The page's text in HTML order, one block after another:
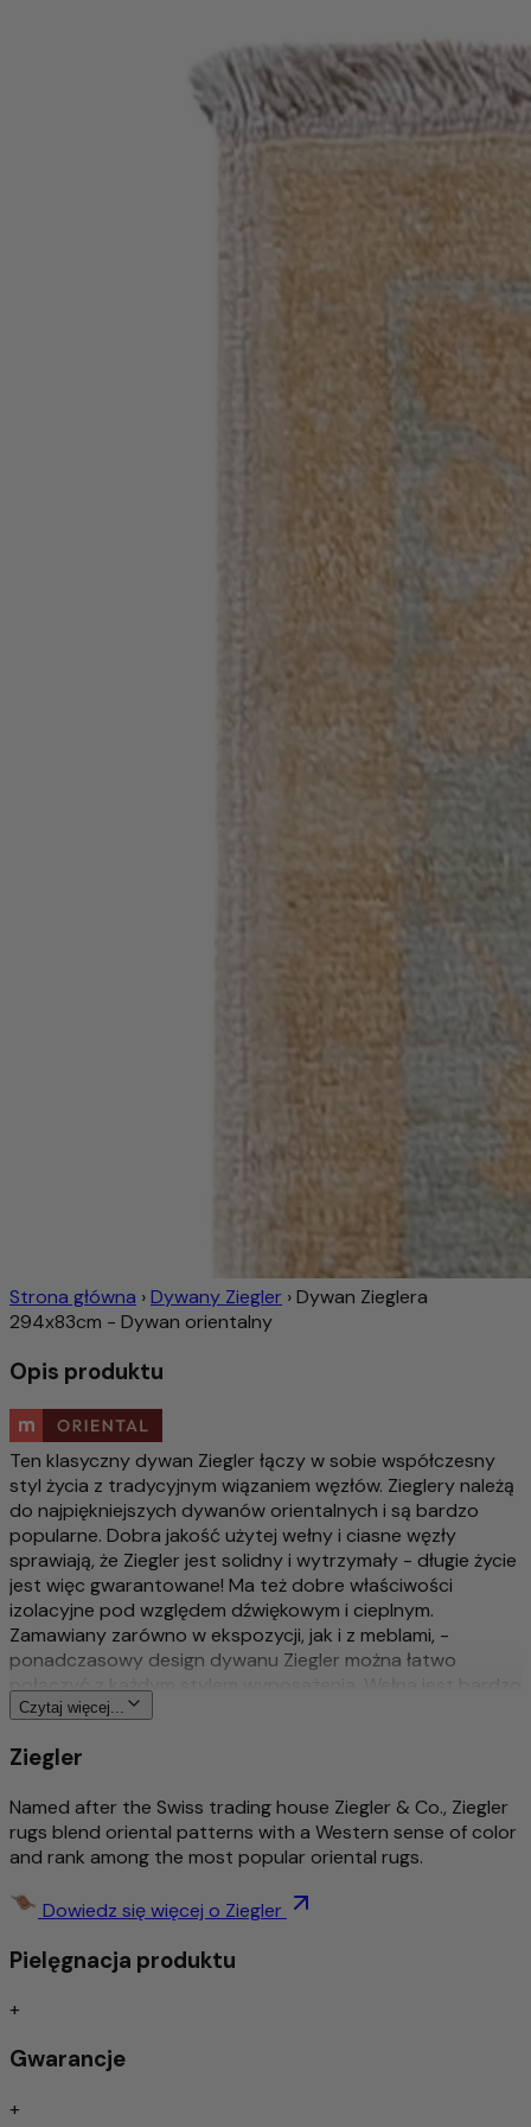
Strona główna ›Dywany Ziegler ›Dywan Zieglera
294x83cm - Dywan orientalny
Opis produktu
Ten klasyczny dywan Ziegler łączy w sobie współczesny
styl życia z tradycyjnym wiązaniem węzłów. Zieglery należą
do najpiękniejszych dywanów orientalnych i są bardzo
popularne. Dobra jakość użytej wełny i ciasne węzły
sprawiają, że Ziegler jest solidny i wytrzymały - długie życie
jest więc gwarantowane! Ma też dobre właściwości
izolacyjne pod względem dźwiękowym i cieplnym.
Zamawiany zarówno w ekspozycji, jak i z meblami, -
ponadczasowy design dywanu Ziegler można łatwo
połączyć z każdym stylem wyposażenia. Wełna jest bardzo
dobrej jakości i jest barwiona naturalnymi barwnikami
stworzony przez przedsiębiorcę ze Szwajcarii i do dziś jest
Więcej o tym produkcie
Bogato szczegółowy i stylowy wzór
Środek do usuwania brudu / łatwa pielęgnacja
Szczególnie wysokiej jakości wełna – ręcznie
Czytaj więcej...
Ziegler
Named after the Swiss trading house Ziegler & Co., Ziegler
rugs blend oriental patterns with a Western sense of color
and rank among the most popular oriental rugs.
Dowiedz się więcej o Ziegler
Pielęgnacja produktu
+
Gwarancje
+